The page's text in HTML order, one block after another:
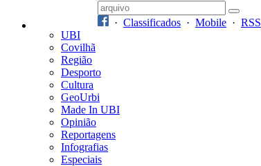
· Classificados · Mobile · RSS
UBI
Covilhã
Região
Desporto
Cultura
GeoUrbi
Made In UBI
Opinião
Reportagens
Infografias
Especiais